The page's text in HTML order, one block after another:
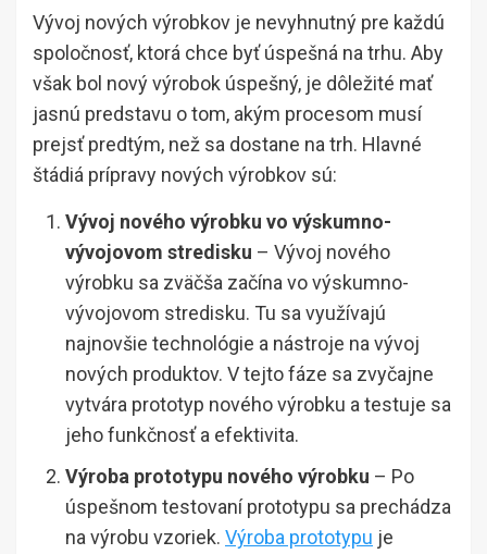
Vývoj nových výrobkov je nevyhnutný pre každú
spoločnosť, ktorá chce byť úspešná na trhu. Aby
však bol nový výrobok úspešný, je dôležité mať
jasnú predstavu o tom, akým procesom musí
prejsť predtým, než sa dostane na trh. Hlavné
štádiá prípravy nových výrobkov sú:
Vývoj nového výrobku vo výskumno-
vývojovom stredisku – Vývoj nového
výrobku sa zväčša začína vo výskumno-
vývojovom stredisku. Tu sa využívajú
najnovšie technológie a nástroje na vývoj
nových produktov. V tejto fáze sa zvyčajne
vytvára prototyp nového výrobku a testuje sa
jeho funkčnosť a efektivita.
Výroba prototypu nového výrobku – Po
úspešnom testovaní prototypu sa prechádza
na výrobu vzoriek. Výroba prototypu je